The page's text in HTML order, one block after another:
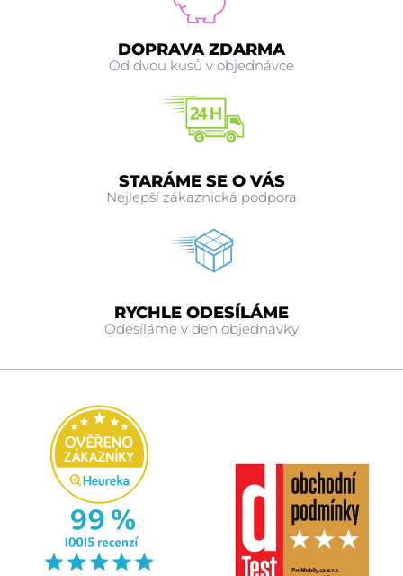
DOPRAVA ZDARMA
Od dvou kusů v objednávce
STARÁME SE O VÁS
Nejlepší zákaznická podpora
RYCHLE ODESÍLÁME
Odesíláme v den objednávky